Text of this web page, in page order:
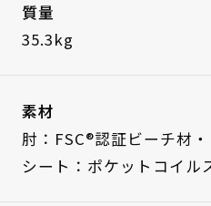
質量
35.3kg
素材
肘：FSC®認証ビーチ材
シート：ポケットコイル